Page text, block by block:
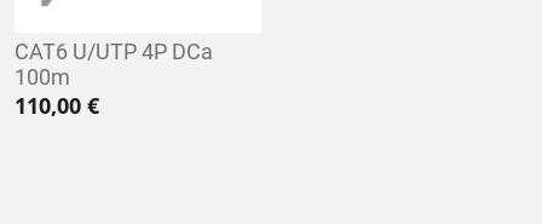
CAT6 U/UTP 4P DCa
100m
110,00 €